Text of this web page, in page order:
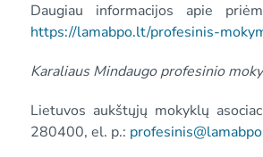
Daugiau informacijos apie
https://lamabpo.lt/profesinis-
Karaliaus Mindaugo profesinio
Lietuvos aukštųjų mokyklų
280400, el. p.: